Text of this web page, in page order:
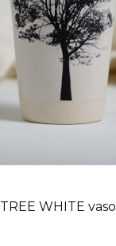
TREE WHITE vaso